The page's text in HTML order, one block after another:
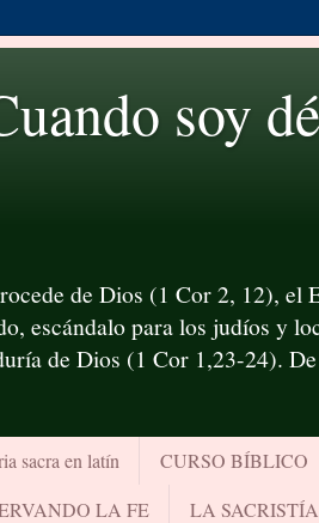
soy
de Dios (1 Cor 2, 12), el
escándalo para los judíos y
de Dios (1 Cor 1,23-24).
sacra en latín CURSO BÍBLICO
LA FE
LA